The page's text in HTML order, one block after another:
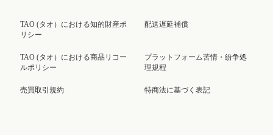
TAO (タオ）における知的財産ポ
リシー
TAO (タオ）における商品リコー
ルポリシー
売買取引規約
配送遅延補償
プラットフォーム苦情・紛争処
理規程
特商法に基づく表記